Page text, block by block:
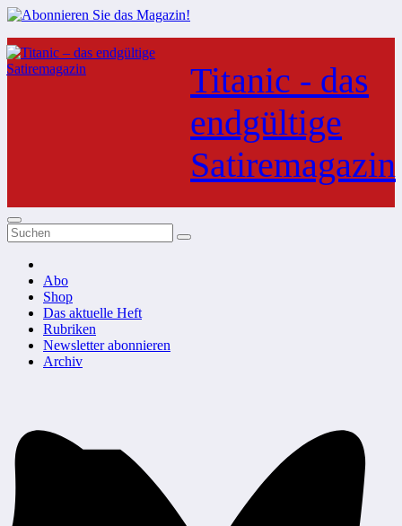
Zum
Inhalt
springen
Titanic - das
endgültige
Satiremagazin
Abo
Shop
Das aktuelle Heft
Rubriken
Newsletter abonnieren
Archiv